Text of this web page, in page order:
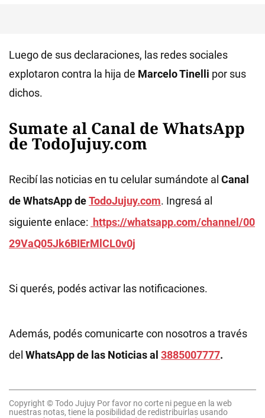
Luego de sus declaraciones, las redes sociales
explotaron contra la hija de Marcelo Tinelli por sus
dichos.
Sumate al Canal de WhatsApp
de TodoJujuy.com
Recibí las noticias en tu celular sumándote al Canal
de WhatsApp deTodoJujuy.com. Ingresá al
siguiente enlace: https://whatsapp.com/channel/00
29VaQ05Jk6BIErMlCL0v0j
Si querés, podés activar las notificaciones.
Además, podés comunicarte con nosotros a través
del WhatsApp de las Noticias al 3885007777.
Copyright © Todo Jujuy Por favor no corte ni pegue en la web
nuestras notas, tiene la posibilidad de redistribuirlas usando